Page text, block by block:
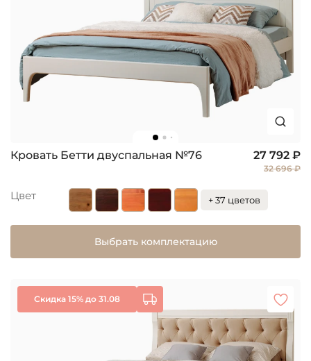
Кровать Бетти двуспальная №76 27 792 ₽
32 696 ₽
Цвет + 37 цветов
Выбрать комплектацию
Скидка 15% до 31.08